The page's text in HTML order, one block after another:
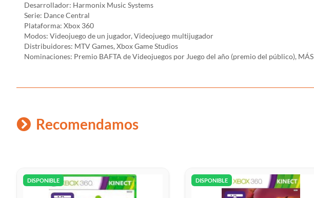
Desarrollador: Harmonix Music Systems
Serie: Dance Central
Plataforma: Xbox 360
Modos: Videojuego de un jugador, Videojuego multijugador
Distribuidores: MTV Games, Xbox Game Studios
Nominaciones: Premio BAFTA de Videojuegos por Juego del año (premio del público), MÁS
Recomendamos
DISPONIBLE DISPONIBLE